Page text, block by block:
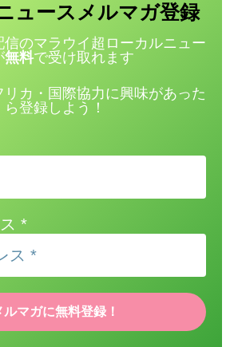
ュース メルマガ登録
信のマラウイ超ローカルニュー
無料で受け取れます
カ・国際協力に興味があった
ら登録しよう！
*